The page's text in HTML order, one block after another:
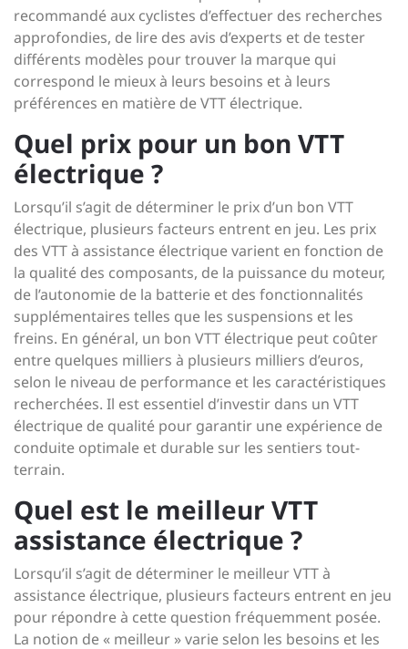
recommandé aux cyclistes d’effectuer des recherches
approfondies, de lire des avis d’experts et de tester
différents modèles pour trouver la marque qui
correspond le mieux à leurs besoins et à leurs
préférences en matière de VTT électrique.
Quel prix pour un bon VTT
électrique ?
Lorsqu’il s’agit de déterminer le prix d’un bon VTT
électrique, plusieurs facteurs entrent en jeu. Les prix
des VTT à assistance électrique varient en fonction de
la qualité des composants, de la puissance du moteur,
de l’autonomie de la batterie et des fonctionnalités
supplémentaires telles que les suspensions et les
freins. En général, un bon VTT électrique peut coûter
entre quelques milliers à plusieurs milliers d’euros,
selon le niveau de performance et les caractéristiques
recherchées. Il est essentiel d’investir dans un VTT
électrique de qualité pour garantir une expérience de
conduite optimale et durable sur les sentiers tout-
terrain.
Quel est le meilleur VTT
assistance électrique ?
Lorsqu’il s’agit de déterminer le meilleur VTT à
assistance électrique, plusieurs facteurs entrent en jeu
pour répondre à cette question fréquemment posée.
La notion de « meilleur » varie selon les besoins et les